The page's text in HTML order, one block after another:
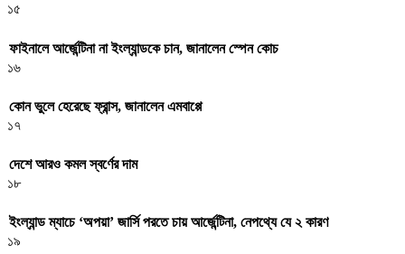
১৫
ফাইনালে আর্জেন্টিনা না ইংল্যান্ডকে চান, জানালেন স্পেন কোচ
১৬
কোন ভুলে হেরেছে ফ্রান্স, জানালেন এমবাপ্পে
১৭
দেশে আরও কমল স্বর্ণের দাম
১৮
ইংল্যান্ড ম্যাচে ‘অপয়া’ জার্সি পরতে চায় আর্জেন্টিনা, নেপথ্যে যে ২ কারণ
১৯